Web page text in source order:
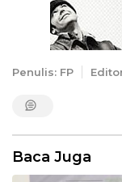
Penulis: FP
Baca Juga